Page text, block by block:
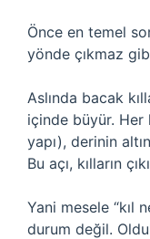
Önce en temel
yönde çıkmaz
Aslında bacak
içinde büyür. Her
yapı), derinin
Bu açı, kılların
Yani mesele “kıl
durum değil.